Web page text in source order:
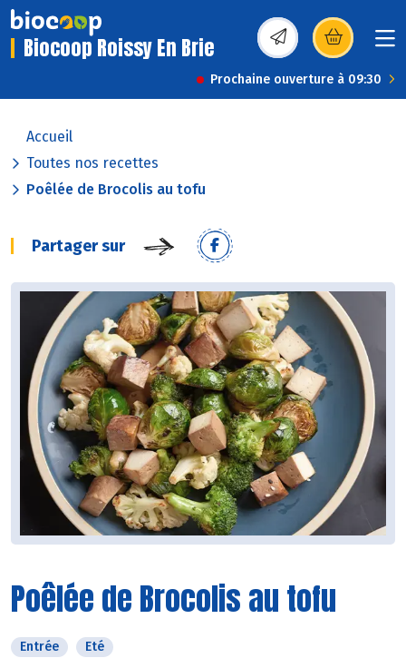
Biocoop Roissy En Brie (s’ouvre dans une
Prochaine ouverture à 09:30
Accueil
Toutes nos recettes
Poêlée de Brocolis au tofu
Partager sur
Poêlée de Brocolis au tofu
Entrée Eté